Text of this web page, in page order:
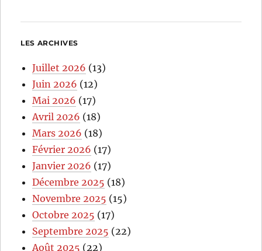
LES ARCHIVES
Juillet 2026 (13)
Juin 2026 (12)
Mai 2026 (17)
Avril 2026 (18)
Mars 2026 (18)
Février 2026 (17)
Janvier 2026 (17)
Décembre 2025 (18)
Novembre 2025 (15)
Octobre 2025 (17)
Septembre 2025 (22)
Août 2025 (22)